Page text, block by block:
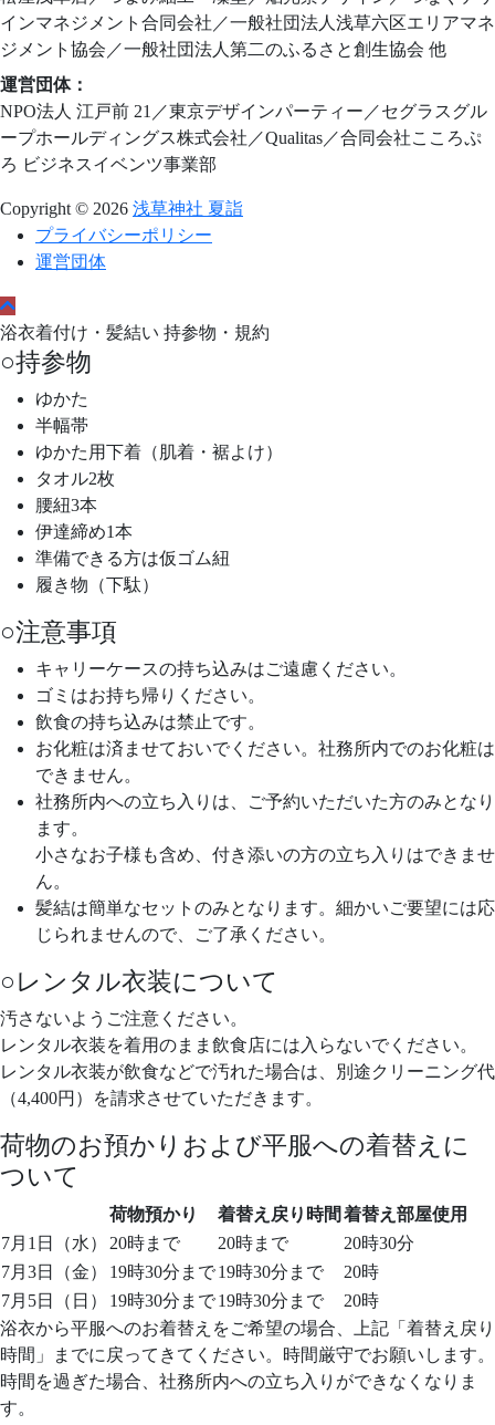
インマネジメント合同会社／一般社団法人浅草六区エリアマネ
ジメント協会／一般社団法人第二のふるさと創生協会 他
運営団体：
NPO法人 江戸前 21／東京デザインパーティー／セグラスグル
ープホールディングス株式会社／Qualitas／合同会社こころぷ
ろ ビジネスイベンツ事業部
Copyright © 2026 浅草神社 夏詣
プライバシーポリシー
運営団体
浴衣着付け・髪結い 持参物・規約
○持参物
ゆかた
半幅帯
ゆかた用下着（肌着・裾よけ）
タオル2枚
腰紐3本
伊達締め1本
準備できる方は仮ゴム紐
履き物（下駄）
○注意事項
キャリーケースの持ち込みはご遠慮ください。
ゴミはお持ち帰りください。
飲食の持ち込みは禁止です。
お化粧は済ませておいでください。社務所内でのお化粧は
できません。
社務所内への立ち入りは、ご予約いただいた方のみとなり
ます。
小さなお子様も含め、付き添いの方の立ち入りはできませ
ん。
髪結は簡単なセットのみとなります。細かいご要望には応
じられませんので、ご了承ください。
○レンタル衣装について
汚さないようご注意ください。
レンタル衣装を着用のまま飲食店には入らないでください。
レンタル衣装が飲食などで汚れた場合は、別途クリーニング代
（4,400円）を請求させていただきます。
荷物のお預かりおよび平服への着替えに
ついて
荷物預かり 着替え戻り時間 着替え部屋使用
7月1日（水）
20時まで 20時まで
20時30分
7月3日（金）
19時30分まで19時30分まで
20時
7月5日（日）
19時30分まで19時30分まで
20時
浴衣から平服へのお着替えをご希望の場合、上記「着替え戻り
時間」までに戻ってきてください。時間厳守でお願いします。
時間を過ぎた場合、社務所内への立ち入りができなくなりま
す。